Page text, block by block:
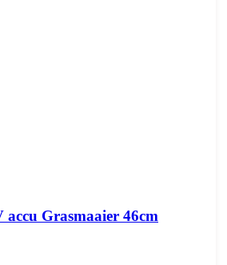
Grasmaaier 46cm